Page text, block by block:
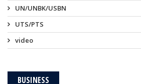
UN/UNBK/USBN
UTS/PTS
video
BUSINESS